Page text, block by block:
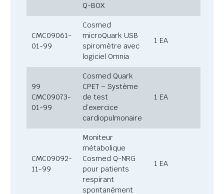
Q-BOX
CMC09061-
01-99
Cosmed
microQuark USB
spiromètre avec
logiciel Omnia
1 EA
99
CMC09073-
01-99
Cosmed Quark
CPET – Système
de test
d’exercice
cardiopulmonaire
1 EA
CMC09092-
11-99
Moniteur
métabolique
Cosmed Q-NRG
pour patients
respirant
spontanément
1 EA